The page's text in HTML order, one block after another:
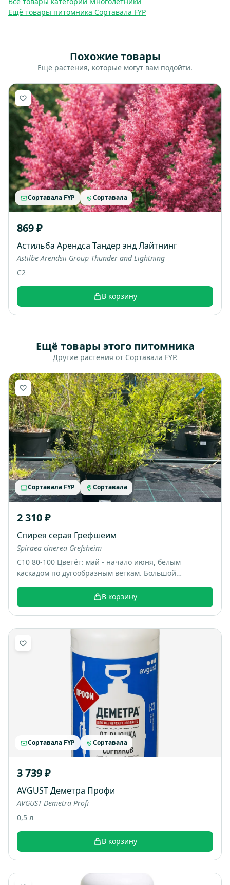
Ещё товары питомника Сортавала FYP
Похожие товары
Ещё растения, которые могут вам подойти.
Сортавала FYP Сортавала
869 ₽
Астильба Арендса Тандер энд Лайтнинг
Astilbe Arendsii Group Thunder and Lightning
C2
В корзину
Ещё товары этого питомника
Другие растения от Сортавала FYP.
Сортавала FYP Сортавала
2 310 ₽
Спирея серая Грефшеим
Spiraea cinerea Grefsheim
С10 80-100 Цветёт: май - начало июня, белым
каскадом по дугообразным веткам. Большой
цветами, выглядит как “белый фонтан”. Итоговый
размер: примерно 1,5-2 м высотой и шириной.
В корзину
Сортавала FYP Сортавала
3 739 ₽
AVGUST Деметра Профи
AVGUST Demetra Profi
0,5 л
В корзину